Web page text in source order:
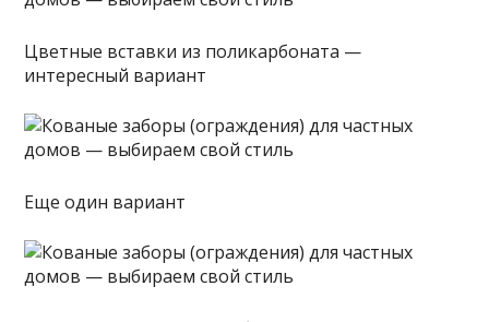
Цветные вставки из поликарбоната —
интересный вариант
Еще один вариант